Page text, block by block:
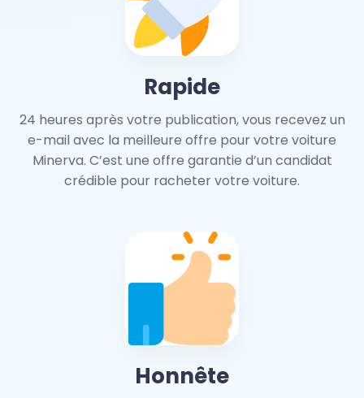
Rapide
24 heures après votre publication, vous recevez un
e-mail avec la meilleure offre pour votre voiture
Minerva. C’est une offre garantie d’un candidat
crédible pour racheter votre voiture.
Honnête